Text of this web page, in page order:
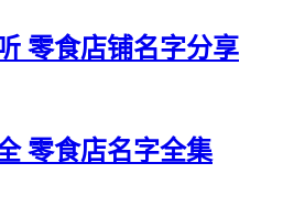
零食店铺名字分享
零食店名字全集